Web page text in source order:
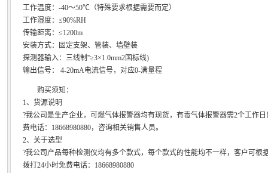
工作温度：-40～50℃（特殊要求根据需要而定）
工作湿度：≤90%RH
传输距离：≤1200m
安装方式：固定支架、管装、墙壁装
探测器输入：三线制''≥3×1.0mm2国标线)
输出信号： 4-20mA电流信号，对应0-满量程
购买须知：
1、货源说明
?我公司是生产企业，可燃气体报警器均有现货，有毒气体报警器需2个工作
费电话：18668980880，咨询相关销售人员。
2、关于选型
?我公司产品每种检测仪均有多个款式，每个款式的性能均不一样，客户可
拨打24小时免费电话：18668980880